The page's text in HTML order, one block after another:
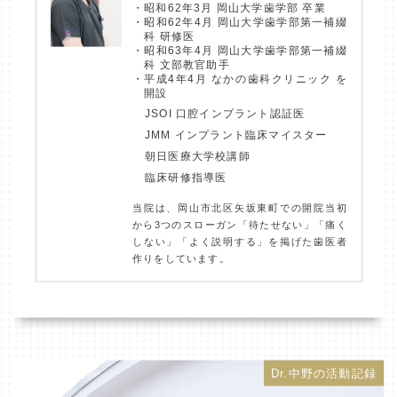
昭和62年3月 岡山大学歯学部 卒業
昭和62年4月 岡山大学歯学部第一補綴
科 研修医
昭和63年4月 岡山大学歯学部第一補綴
科 文部教官助手
平成4年4月 なかの歯科クリニック を
開設
JSOI 口腔インプラント認証医
JMM インプラント臨床マイスター
朝日医療大学校講師
臨床研修指導医
当院は、岡山市北区矢坂東町での開院当初
から3つのスローガン「待たせない」「痛く
しない」「よく説明する」を掲げた歯医者
作りをしています。
Dr.中野の活動記録